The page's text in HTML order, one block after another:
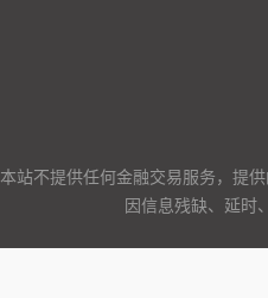
本站不提供任何金融交易服务，提
因信息残缺、延时